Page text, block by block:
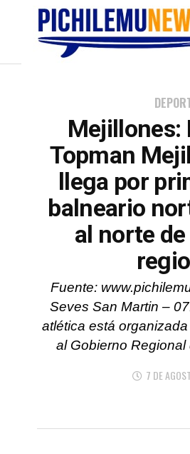
Mejillones:
Topman
llega por
balneario
al norte
Fuente:
Seves San Martin –
atlética está
al Gobierno Regional
7 DE